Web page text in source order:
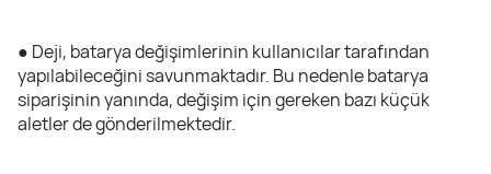
● Deji, batarya değişimlerinin kullanıcılar tarafından
yapılabileceğini savunmaktadır. Bu nedenle batarya
siparişinin yanında, değişim için gereken bazı küçük
aletler de gönderilmektedir.